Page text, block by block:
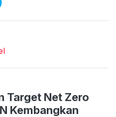
Target Net Zero
Kembangkan